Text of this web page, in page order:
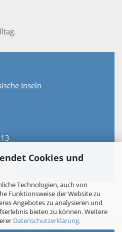
Cookies und
Technologien, auch von
Funktionsweise der Website zu
Angebotes zu analysieren und
bieten zu können. Weitere
Datenschutzerklärung.
Inseln
© 2026